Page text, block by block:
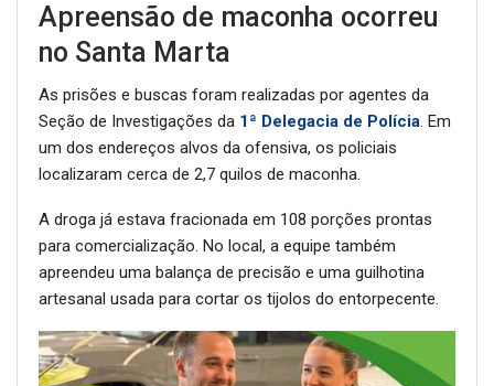
Apreensão de maconha ocorreu
no Santa Marta
As prisões e buscas foram realizadas por agentes da
Seção de Investigações da 1ª Delegacia de Polícia. Em
um dos endereços alvos da ofensiva, os policiais
localizaram cerca de 2,7 quilos de maconha.
A droga já estava fracionada em 108 porções prontas
para comercialização. No local, a equipe também
apreendeu uma balança de precisão e uma guilhotina
artesanal usada para cortar os tijolos do entorpecente.